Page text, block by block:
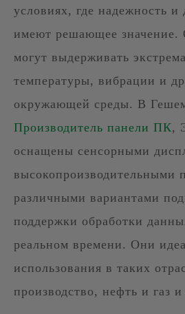
условиях, где надежность и
имеют решающее
могут выдерживать
температуры, вибрации и
окружающей среды. В
Производитель панели ПК,
оснащены сенсорными
высокопроизводительными
различными вариантами
поддержки обработки
реальном времени. Они
использования в таких
производство, нефть и газ и